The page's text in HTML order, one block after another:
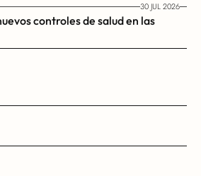
30 JUL 2026
controles de salud en las